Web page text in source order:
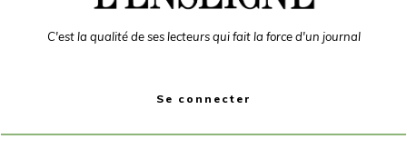
C'est la qualité de ses lecteurs qui fait la force d'un journal
Se connecter